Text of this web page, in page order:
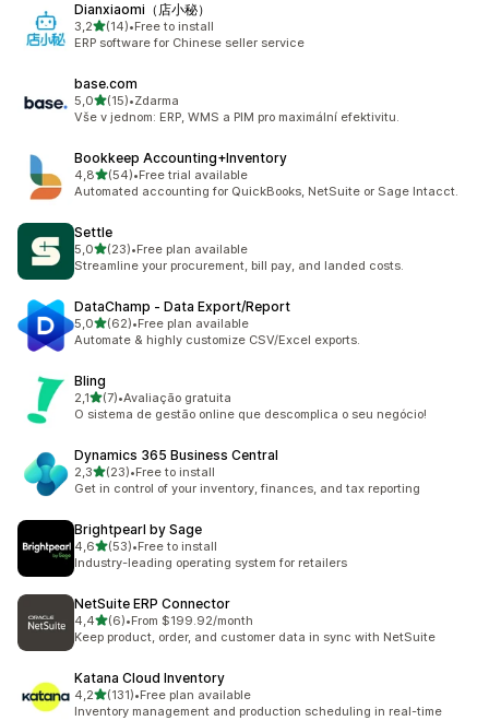
Dianxiaomi（店小秘）
3,2z 5 hvězd
(14)
Celkový počet recenzí: 14
•Free to install
ERP software for Chinese seller service
base.com
5,0z 5 hvězd
(15)
Celkový počet recenzí: 15
•Zdarma
Vše v jednom: ERP, WMS a PIM pro maximální efektivitu.
Bookkeep Accounting+Inventory
4,8z 5 hvězd
(54)
Celkový počet recenzí: 54
•Free trial available
Automated accounting for QuickBooks, NetSuite or Sage Intacct.
Settle
5,0z 5 hvězd
(23)
Celkový počet recenzí: 23
•Free plan available
Streamline your procurement, bill pay, and landed costs.
DataChamp ‑ Data Export/Report
5,0z 5 hvězd
(62)
Celkový počet recenzí: 62
•Free plan available
Automate & highly customize CSV/Excel exports.
Bling
2,1z 5 hvězd
(7)
Celkový počet recenzí: 7
•Avaliação gratuita
O sistema de gestão online que descomplica o seu negócio!
Dynamics 365 Business Central
2,3z 5 hvězd
(23)
Celkový počet recenzí: 23
•Free to install
Get in control of your inventory, finances, and tax reporting
Brightpearl by Sage
4,6z 5 hvězd
(53)
Celkový počet recenzí: 53
•Free to install
Industry-leading operating system for retailers
NetSuite ERP Connector
4,4z 5 hvězd
(6)
Celkový počet recenzí: 6
•From $199.92/month
Keep product, order, and customer data in sync with NetSuite
Katana Cloud Inventory
4,2z 5 hvězd
(131)
Celkový počet recenzí: 131
•Free plan available
Inventory management and production scheduling in real-time